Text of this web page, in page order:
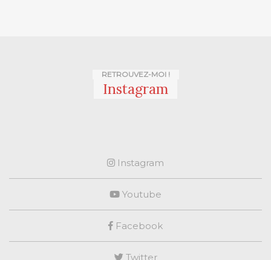
RETROUVEZ-MOI !
Instagram
Instagram
Youtube
Facebook
Twitter